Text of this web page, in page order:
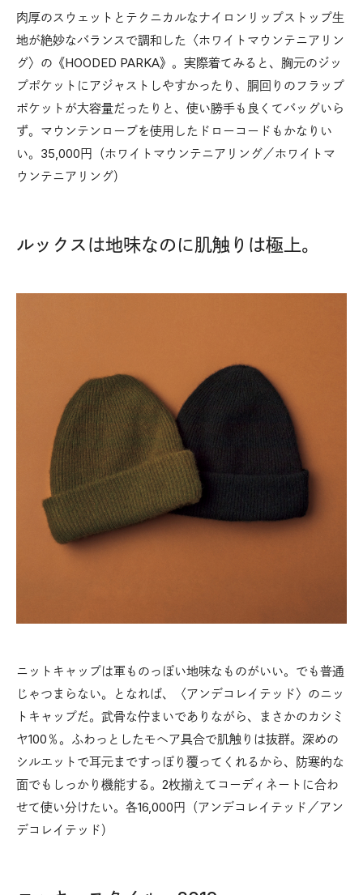
肉厚のスウェットとテクニカルなナイロンリップストップ生
地が絶妙なバランスで調和した〈ホワイトマウンテニアリン
グ〉の《HOODED PARKA》。実際着てみると、胸元のジッ
プポケットにアジャストしやすかったり、胴回りのフラップ
ポケットが大容量だったりと、使い勝手も良くてバッグいら
ず。マウンテンロープを使用したドローコードもかなりい
い。35,000円（ホワイトマウンテニアリング／ホワイトマ
ウンテニアリング）
ルックスは地味なのに肌触りは極上。
ニットキャップは軍ものっぽい地味なものがいい。でも普通
じゃつまらない。となれば、〈アンデコレイテッド〉のニッ
トキャップだ。武骨な佇まいでありながら、まさかのカシミ
ヤ100％。ふわっとしたモヘア具合で肌触りは抜群。深めの
シルエットで耳元まですっぽり覆ってくれるから、防寒的な
面でもしっかり機能する。2枚揃えてコーディネートに合わ
せて使い分けたい。各16,000円（アンデコレイテッド／アン
デコレイテッド）